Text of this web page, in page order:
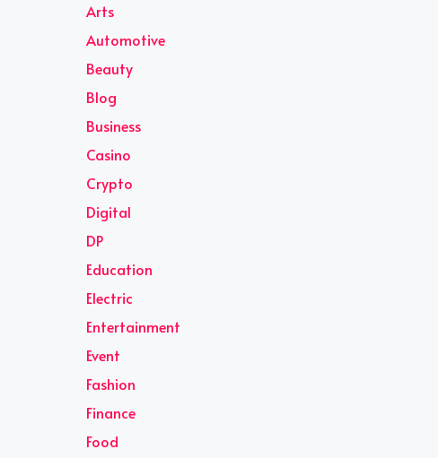
Arts
Automotive
Beauty
Blog
Business
Casino
Crypto
Digital
DP
Education
Electric
Entertainment
Event
Fashion
Finance
Food